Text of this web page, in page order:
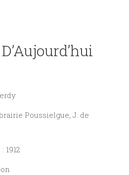
Poussielgue, J. de
1912